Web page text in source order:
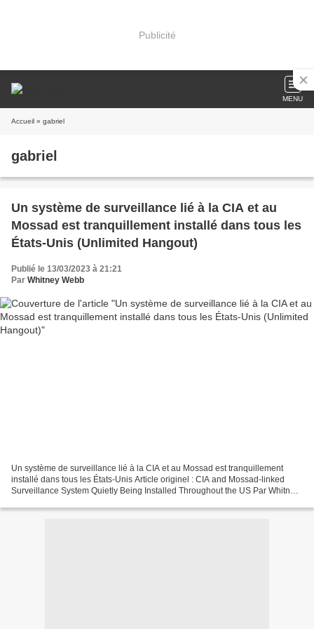
Publicité
MENU
Accueil » gabriel
gabriel
Un système de surveillance lié à la CIA et au
Mossad est tranquillement installé dans tous les
États-Unis (Unlimited Hangout)
Publié le 13/03/2023 à 21:21
Par Whitney Webb
Un système de surveillance lié à la CIA et au Mossad est tranquillement
installé dans tous les États-Unis Article originel : CIA and Mossad-linked
Surveillance System Quietly Being Installed Throughout the US Par Whitney